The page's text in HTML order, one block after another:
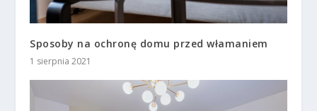
Sposoby na ochronę domu przed włamaniem
1 sierpnia 2021